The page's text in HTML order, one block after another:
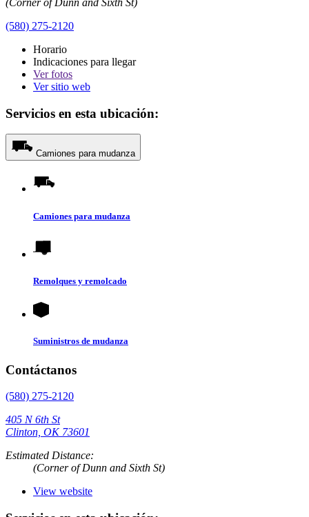
(Corner of Dunn and Sixth St)
(580) 275-2120
Horario
Indicaciones para llegar
Verfotos
Ver sitio web
Servicios en esta ubicación:
Camiones para mudanza
Camiones para mudanza
Remolques y remolcado
Suministros de mudanza
Contáctanos
(580) 275-2120
405 N 6th St
Clinton, OK 73601
Estimated Distance:
(Corner of Dunn and Sixth St)
View website